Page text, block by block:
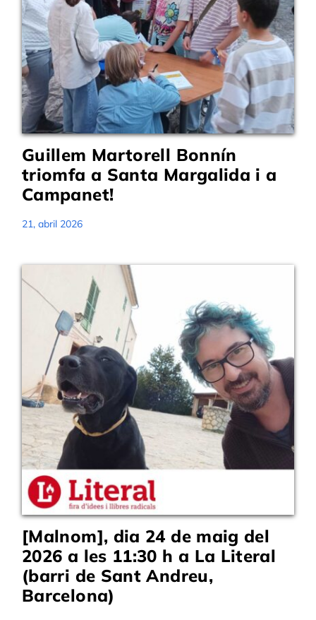
Guillem Martorell Bonnín
triomfa a Santa Margalida i a
Campanet!
21, abril 2026
[Malnom], dia 24 de maig del
2026 a les 11:30 h a La Literal
(barri de Sant Andreu,
Barcelona)